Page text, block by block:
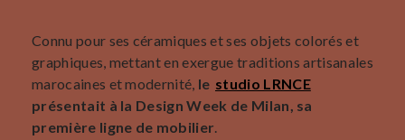
Connu pour ses céramiques et ses objets colorés et
graphiques, mettant en exergue traditions artisanales
marocaines et modernité, le studio LRNCE
présentait à la Design Week de Milan, sa
première ligne de mobilier.